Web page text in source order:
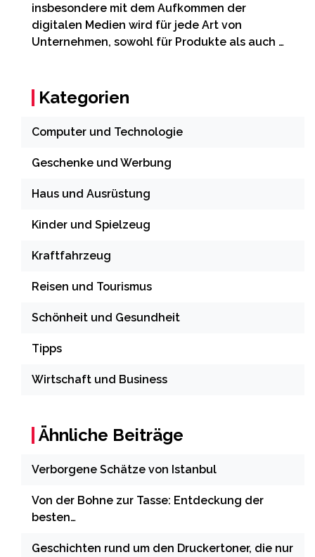
insbesondere mit dem Aufkommen der
digitalen Medien wird für jede Art von
Unternehmen, sowohl für Produkte als auch …
Kategorien
Computer und Technologie
Geschenke und Werbung
Haus und Ausrüstung
Kinder und Spielzeug
Kraftfahrzeug
Reisen und Tourismus
Schönheit und Gesundheit
Tipps
Wirtschaft und Business
Ähnliche Beiträge
Verborgene Schätze von Istanbul
Von der Bohne zur Tasse: Entdeckung der
besten…
Geschichten rund um den Druckertoner, die nur